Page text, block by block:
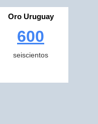
Oro Uruguay
600
seiscientos